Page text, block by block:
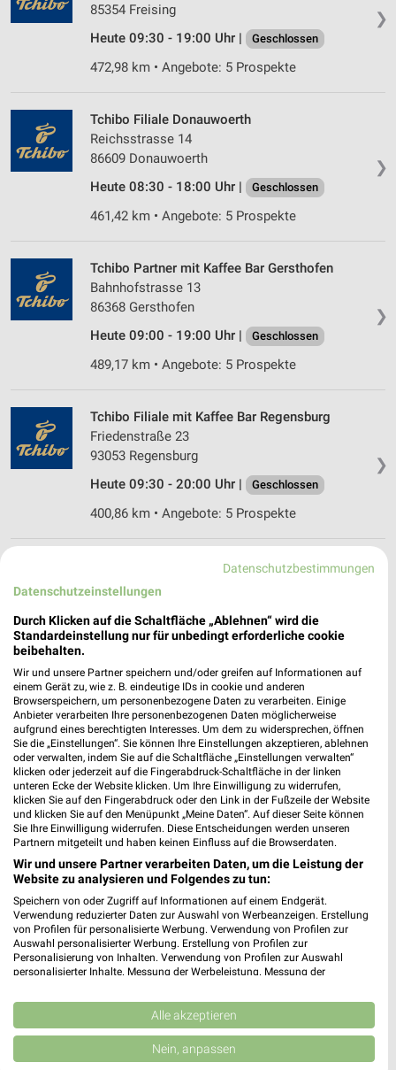
❯
85354 Freising
Heute 09:30 - 19:00 Uhr |
Geschlossen
472,98 km • Angebote: 5 Prospekte
❯
Tchibo Filiale Donauwoerth
Reichsstrasse 14
86609 Donauwoerth
Heute 08:30 - 18:00 Uhr |
Geschlossen
461,42 km • Angebote: 5 Prospekte
❯
Tchibo Partner mit Kaffee Bar Gersthofen
Bahnhofstrasse 13
86368 Gersthofen
Heute 09:00 - 19:00 Uhr |
Geschlossen
489,17 km • Angebote: 5 Prospekte
❯
Tchibo Filiale mit Kaffee Bar Regensburg
Friedenstraße 23
93053 Regensburg
Heute 09:30 - 20:00 Uhr |
Geschlossen
400,86 km • Angebote: 5 Prospekte
Tchibo Filiale mit Kaffee Bar Regensburg
Weisse-Lilien-Strasse 9
Heute 09:00 - 19:00 Uhr | Geschlossen
Tchibo Filiale mit Kaffee Bar Neumarkt
Obere Marktstrasse 1-2
92318 Neumarkt
Heute 09:00 - 18:00 Uhr | Geschlossen
385,46 km • Angebote: 5 Prospekte
Tchibo Filiale mit Kaffee Bar Dachau
Muenchner Strasse 27
85221 Dachau
Heute 08:30 - 18:30 Uhr | Geschlossen
494,35 km • Angebote: 5 Prospekte
❯
Tchibo Filiale mit Kaffee Bar Regensburg
Weichser Weg 5
93059 Regensburg
Datenschutzbestimmungen
Datenschutzeinstellungen
Durch Klicken auf die Schaltfläche „Ablehnen“ wird die
Standardeinstellung nur für unbedingt erforderliche cookie
beibehalten.
Wir und unsere Partner speichern und/oder greifen auf Informationen auf
einem Gerät zu, wie z. B. eindeutige IDs in cookie und anderen
Browserspeichern, um personenbezogene Daten zu verarbeiten. Einige
Anbieter verarbeiten Ihre personenbezogenen Daten möglicherweise
aufgrund eines berechtigten Interesses. Um dem zu widersprechen, öffnen
Sie die „Einstellungen“. Sie können Ihre Einstellungen akzeptieren, ablehnen
oder verwalten, indem Sie auf die Schaltfläche „Einstellungen verwalten“
klicken oder jederzeit auf die Fingerabdruck-Schaltfläche in der linken
unteren Ecke der Website klicken. Um Ihre Einwilligung zu widerrufen,
klicken Sie auf den Fingerabdruck oder den Link in der Fußzeile der Website
und klicken Sie auf den Menüpunkt „Meine Daten“. Auf dieser Seite können
Sie Ihre Einwilligung widerrufen. Diese Entscheidungen werden unseren
Partnern mitgeteilt und haben keinen Einfluss auf die Browserdaten.
Wir und unsere Partner verarbeiten Daten, um die Leistung der
Website zu analysieren und Folgendes zu tun:
Speichern von oder Zugriff auf Informationen auf einem Endgerät.
Verwendung reduzierter Daten zur Auswahl von Werbeanzeigen. Erstellung
von Profilen für personalisierte Werbung. Verwendung von Profilen zur
Auswahl personalisierter Werbung. Erstellung von Profilen zur
Personalisierung von Inhalten. Verwendung von Profilen zur Auswahl
personalisierter Inhalte. Messung der Werbeleistung. Messung der
Kombinationen von Daten aus verschiedenen Quellen. Entwicklung und
Verbesserung der Angebote. Verwendung reduzierter Daten zur Auswahl
von Inhalten.
Daten können außerhalb der Europäischen Union weitergegeben und in die
Alle akzeptieren
Nein, anpassen